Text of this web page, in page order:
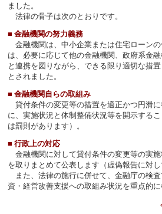
ました。
法律の骨子は次のとおりです。
■ 金融機関の努力義務
金融機関は、中小企業または住宅ローン
は、必要に応じて他の金融機関、政府系金
と連携を図りながら、できる限り適切な措
とされました。
■ 金融機関自らの取組み
貸付条件の変更等の措置を適正かつ円滑
に、実施状況と体制整備状況等を開示する
は罰則があります）。
■ 行政上の対応
金融機関に対して貸付条件の変更等の実
を取りまとめて公表します（虚偽報告に対し
また、法律の施行に併せて、金融庁の検
資・経営改善支援への取組み状況を重点的に